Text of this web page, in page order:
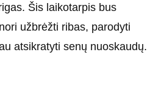
Šis laikotarpis bus
užbrėžti ribas, parodyti
atsikratyti senų nuoskaudų.